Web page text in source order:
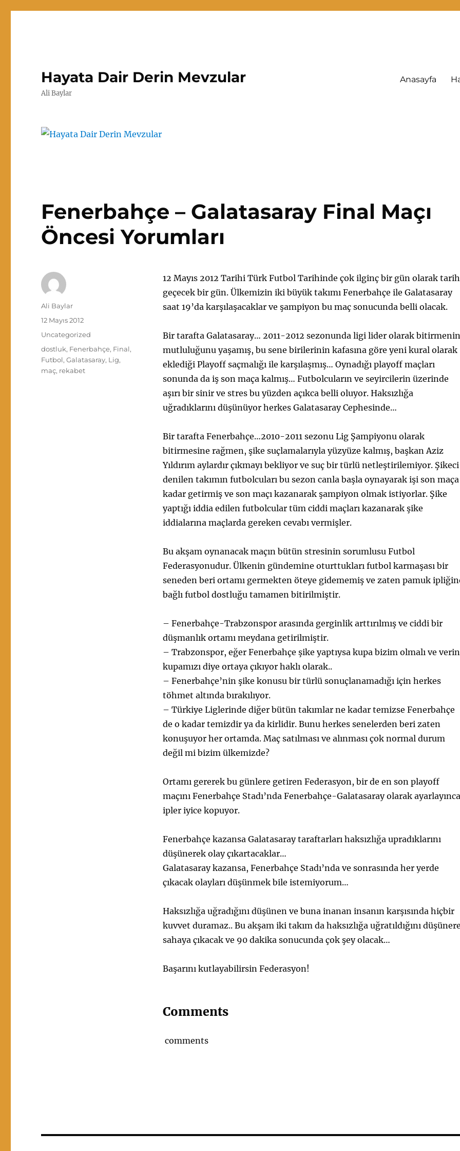
Hayata Dair Derin Mevzular
Ali Baylar
Anasayfa
Fenerbahçe – Galatasaray Final Maçı
Öncesi Yorumları
12 Mayıs 2012 Tarihi Türk Futbol Tarihinde çok ilginç bir gün olarak
geçecek bir gün. Ülkemizin iki büyük takımı Fenerbahçe ile Galatasaray
saat 19’da karşılaşacaklar ve şampiyon bu maç sonucunda belli olacak.
Bir tarafta Galatasaray… 2011-2012 sezonunda ligi lider olarak bitirmenin
mutluluğunu yaşamış, bu sene birilerinin kafasına göre yeni kural olarak
eklediği Playoff saçmalığı ile karşılaşmış… Oynadığı playoff maçları
sonunda da iş son maça kalmış… Futbolcuların ve seyircilerin üzerinde
aşırı bir sinir ve stres bu yüzden açıkca belli oluyor. Haksızlığa
uğradıklarını düşünüyor herkes Galatasaray Cephesinde…
Bir tarafta Fenerbahçe…2010-2011 sezonu Lig Şampiyonu olarak
bitirmesine rağmen, şike suçlamalarıyla yüzyüze kalmış, başkan Aziz
Yıldırım aylardır çıkmayı bekliyor ve suç bir türlü netleştirilemiyor. Şikeci
denilen takımın futbolcuları bu sezon canla başla oynayarak işi son maça
kadar getirmiş ve son maçı kazanarak şampiyon olmak istiyorlar. Şike
yaptığı iddia edilen futbolcular tüm ciddi maçları kazanarak şike
iddialarına maçlarda gereken cevabı vermişler.
Bu akşam oynanacak maçın bütün stresinin sorumlusu Futbol
Federasyonudur. Ülkenin gündemine oturttukları futbol karmaşası bir
seneden beri ortamı germekten öteye gidememiş ve zaten pamuk
bağlı futbol dostluğu tamamen bitirilmiştir.
– Fenerbahçe-Trabzonspor arasında gerginlik arttırılmış ve ciddi bir
düşmanlık ortamı meydana getirilmiştir.
– Trabzonspor, eğer Fenerbahçe şike yaptıysa kupa bizim olmalı ve verin
kupamızı diye ortaya çıkıyor haklı olarak..
– Fenerbahçe’nin şike konusu bir türlü sonuçlanamadığı için herkes
töhmet altında bırakılıyor.
– Türkiye Liglerinde diğer bütün takımlar ne kadar temizse Fenerbahçe
de o kadar temizdir ya da kirlidir. Bunu herkes senelerden beri zaten
konuşuyor her ortamda. Maç satılması ve alınması çok normal durum
değil mi bizim ülkemizde?
Ortamı gererek bu günlere getiren Federasyon, bir de en son playoff
maçını Fenerbahçe Stadı’nda Fenerbahçe-Galatasaray olarak ayarlayınca
ipler iyice kopuyor.
Fenerbahçe kazansa Galatasaray taraftarları haksızlığa upradıklarını
düşünerek olay çıkartacaklar…
Galatasaray kazansa, Fenerbahçe Stadı’nda ve sonrasında her yerde
çıkacak olayları düşünmek bile istemiyorum…
Haksızlığa uğradığını düşünen ve buna inanan insanın karşısında hiçbir
kuvvet duramaz.. Bu akşam iki takım da haksızlığa uğratıldığını
sahaya çıkacak ve 90 dakika sonucunda çok şey olacak…
Başarını kutlayabilirsin Federasyon!
Comments
comments
Yazar
Ali Baylar
Yayın
12 Mayıs 2012
Kategoriler
Uncategorized
Etiketler
dostluk, Fenerbahçe, Final,
Futbol,Galatasaray, Lig,
maç, rekabet